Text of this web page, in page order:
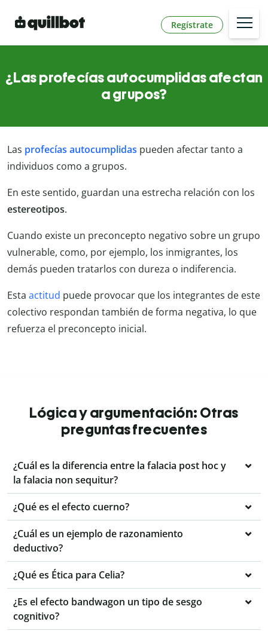
Regístrate
¿Las profecías autocumplidas afectan
a grupos?
Las profecías autocumplidas pueden afectar tanto a
individuos como a grupos.
En este sentido, guardan una estrecha relación con los
estereotipos.
Cuando existe un preconcepto negativo sobre un grupo
vulnerable, como, por ejemplo, los inmigrantes, los
demás pueden tratarlos con dureza o indiferencia.
Esta actitud puede provocar que los integrantes de este
colectivo respondan también de forma negativa, lo que
refuerza el preconcepto inicial.
Lógica y argumentación: Otras
preguntas frecuentes
¿Cuál es la diferencia entre la falacia post hoc y
la falacia non sequitur?
¿Qué es el efecto cuerno?
¿Cuál es un ejemplo de razonamiento
deductivo?
¿Qué es Ética para Celia?
¿Es el efecto bandwagon un tipo de sesgo
cognitivo?